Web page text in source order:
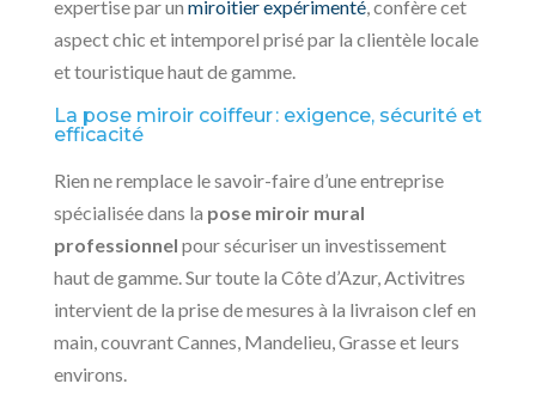
expertise par un miroitier expérimenté, confère cet
aspect chic et intemporel prisé par la clientèle locale
et touristique haut de gamme.
La pose miroir coiffeur : exigence, sécurité et
efficacité
Rien ne remplace le savoir-faire d’une entreprise
spécialisée dans la pose miroir mural
professionnel pour sécuriser un investissement
haut de gamme. Sur toute la Côte d’Azur, Activitres
intervient de la prise de mesures à la livraison clef en
main, couvrant Cannes, Mandelieu, Grasse et leurs
environs.